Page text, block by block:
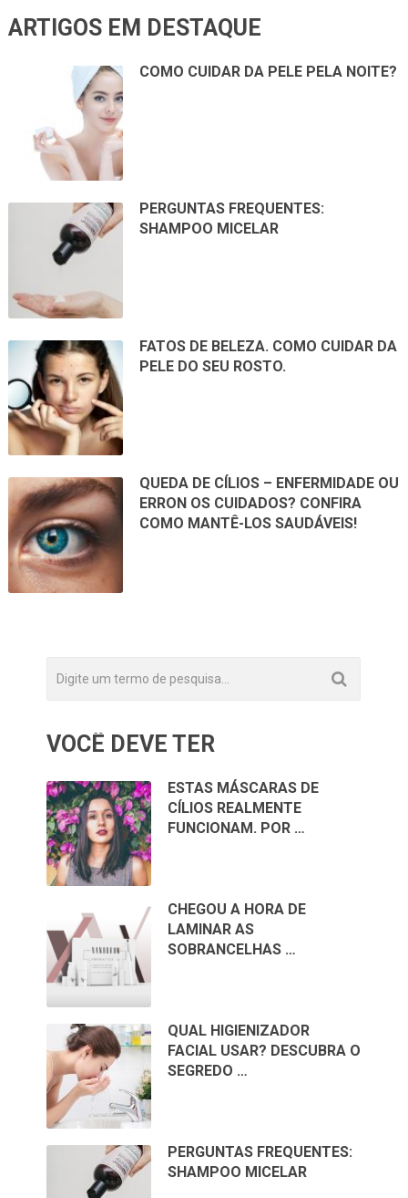
ARTIGOS EM DESTAQUE
COMO CUIDAR DA PELE PELA NOITE?
PERGUNTAS FREQUENTES:
SHAMPOO MICELAR
FATOS DE BELEZA. COMO CUIDAR DA
PELE DO SEU ROSTO.
QUEDA DE CÍLIOS – ENFERMIDADE OU
ERRON OS CUIDADOS? CONFIRA
COMO MANTÊ-LOS SAUDÁVEIS!
VOCÊ DEVE TER
ESTAS MÁSCARAS DE
CÍLIOS REALMENTE
FUNCIONAM. POR …
CHEGOU A HORA DE
LAMINAR AS
SOBRANCELHAS …
QUAL HIGIENIZADOR
FACIAL USAR? DESCUBRA O
SEGREDO …
PERGUNTAS FREQUENTES:
SHAMPOO MICELAR